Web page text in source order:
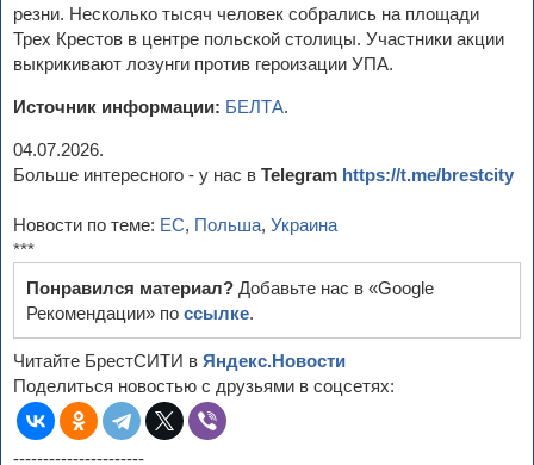
резни. Несколько тысяч человек собрались на площади
Трех Крестов в центре польской столицы. Участники акции
выкрикивают лозунги против героизации УПА.
Источник информации: БЕЛТА.
04.07.2026.
Больше интересного - у нас в Telegram https://t.me/brestcity
Новости по теме: ЕС, Польша, Украина
***
Понравился материал? Добавьте нас в «Google
Рекомендации» по ссылке.
Читайте БрестСИТИ в Яндекс.Новости
Поделиться новостью с друзьями в соцсетях:
----------------------